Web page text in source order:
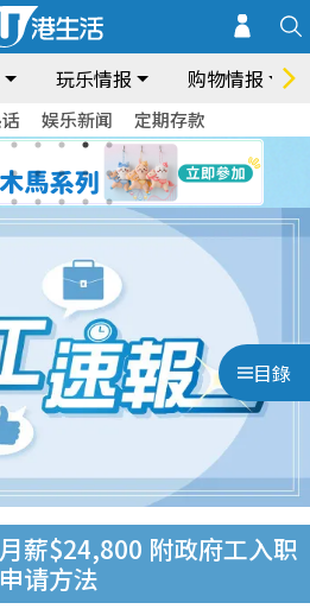
玩乐情报 购物情报
娱乐新闻 定期存款
目錄
薪$24,800 附政府工入职
请方法